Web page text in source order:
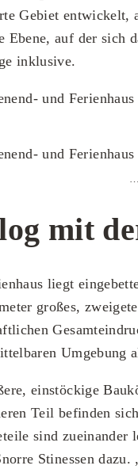
Gebiet entwickelt,
Ebene, auf der sich
inklusive.
…
mit
liegt
großes,
Umgebung
einstöckige
Teil befinden
sind zueinander
Stinessen